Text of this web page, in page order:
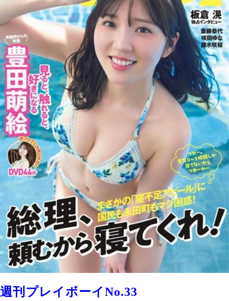
週刊プレイボーイNo.33